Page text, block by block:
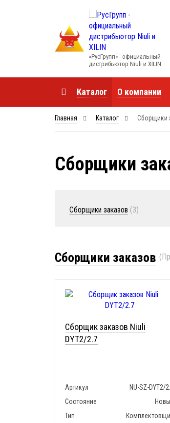
«РусГрупп» - официальный
диcтрибьютор Niuli и XILIN
Каталог О компании
Главная Каталог Сборщики
Сборщики
Сборщики заказов (3)
Сборщики заказов
Сборщик заказов Niuli
DYT2/2.7
Артикул
NU-SZ-DYT2/
Состояние
Тип